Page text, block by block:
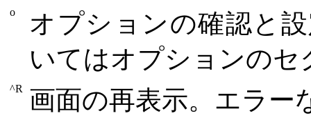
o
オプションの確認と
いてはオプションの
^R
画面の再表示。エラー